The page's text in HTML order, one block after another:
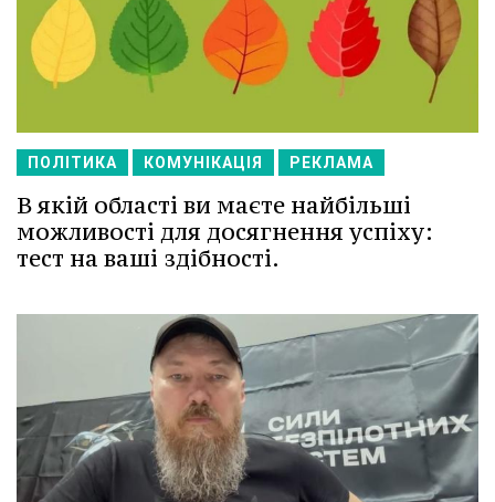
ПОЛІТИКА КОМУНІКАЦІЯ РЕКЛАМА
В якій області ви маєте найбільші
можливості для досягнення успіху:
тест на ваші здібності.